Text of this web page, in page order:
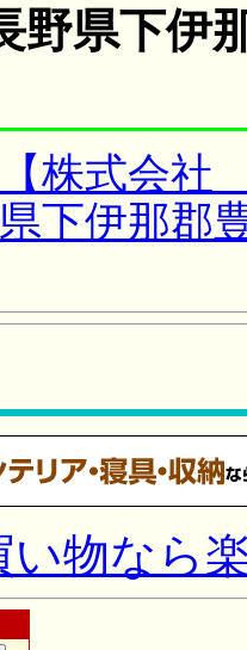
野県下伊
株式会
下伊那郡
物なら